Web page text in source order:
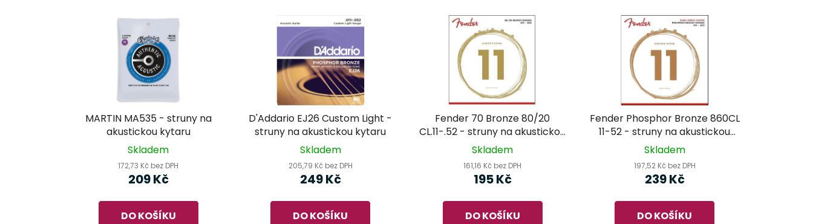
MARTIN MA535 - struny na
akustickou kytaru
Skladem
172,73 Kč bez DPH
209 Kč
DO KOŠÍKU
D'Addario EJ26 Custom Light -
struny na akustickou kytaru
Skladem
205,79 Kč bez DPH
249 Kč
DO KOŠÍKU
Fender 70 Bronze 80/20
CL.11-.52 - struny na akustickou
kytaru
Skladem
161,16 Kč bez DPH
195 Kč
DO KOŠÍKU
Fender Phosphor Bronze 860CL
11-52 - struny na akustickou
kytaru
Skladem
197,52 Kč bez DPH
239 Kč
DO KOŠÍKU